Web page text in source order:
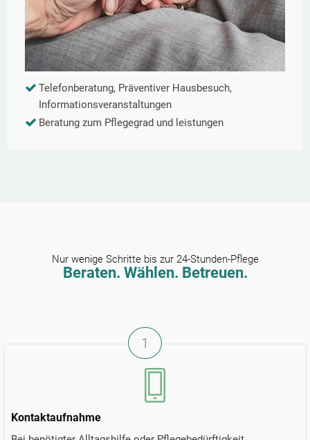
Telefonberatung, Präventiver Hausbesuch,
Informationsveranstaltungen
Beratung zum Pflegegrad und leistungen
Nur wenige Schritte bis zur 24-Stunden-Pflege
Beraten. Wählen. Betreuen.
Kontaktaufnahme
1